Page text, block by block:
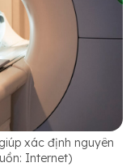
xác định nguyên
Internet)